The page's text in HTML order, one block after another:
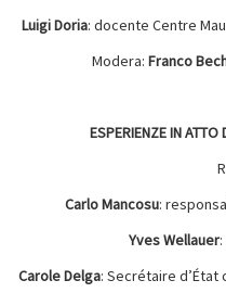
Luigi Doria: docente Centre
Modera: Franco
ESPERIENZE IN
Carlo Mancosu:
Yves Wellauer
Carole Delga: Secrétaire d’État